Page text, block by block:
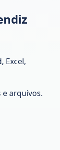
Excel,
arquivos.